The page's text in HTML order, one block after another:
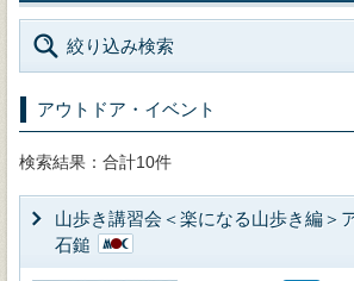
絞り込み検索
アウトドア・イベント
検索結果：合計10件
山歩き講習会＜楽になる山歩き編＞
石鎚